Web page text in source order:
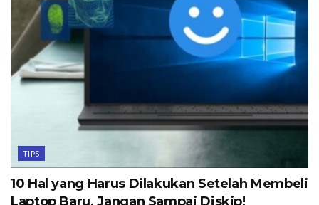
TIPS
10 Hal yang Harus Dilakukan Setelah Membeli
Laptop Baru, Jangan Sampai Diskip!